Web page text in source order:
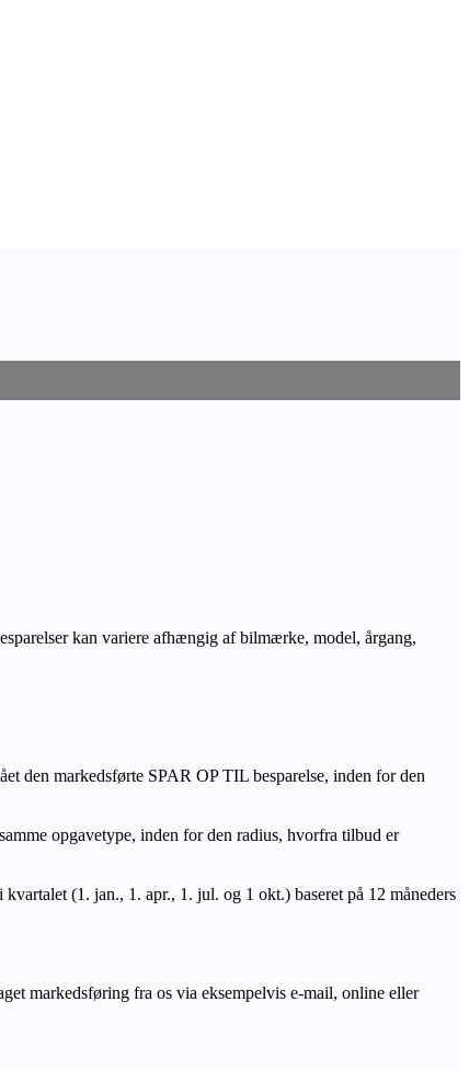
kan variere afhængig af bilmærke, model, årgang,
den markedsførte SPAR OP TIL besparelse, inden for den
opgavetype, inden for den radius, hvorfra tilbud er
(1. jan., 1. apr., 1. jul. og 1 okt.) baseret på 12 måneders
markedsføring fra os via eksempelvis e-mail, online eller